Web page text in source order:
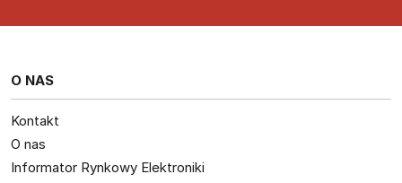
O NAS
Kontakt
O nas
Informator Rynkowy Elektroniki